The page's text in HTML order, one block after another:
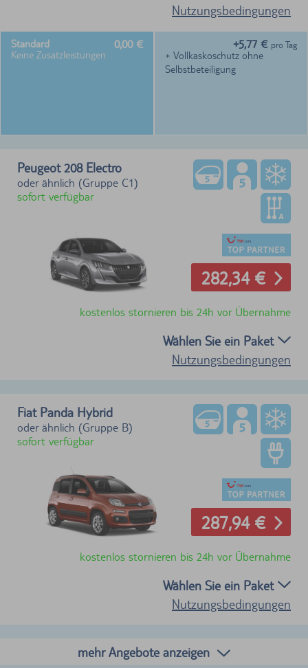
Nutzungsbedingungen
Standard
Keine Zusatzleistungen
0,00 €
+ Vollkaskoschutz ohne
Selbstbeteiligung
+5,77 € pro Tag
Peugeot 208 Electro
oder ähnlich (Gruppe C1)
sofort verfügbar
282,34 €
kostenlos stornieren bis 24h vor Übernahme
Wählen Sie ein Paket
Nutzungsbedingungen
Fiat Panda Hybrid
oder ähnlich (Gruppe B)
sofort verfügbar
287,94 €
kostenlos stornieren bis 24h vor Übernahme
Wählen Sie ein Paket
Nutzungsbedingungen
mehr Angebote anzeigen